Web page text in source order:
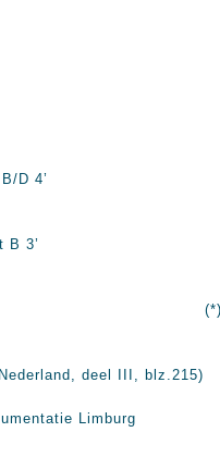
D V
B/D 4’
B 3’
D 4’
deel III, blz.215)
Limburg